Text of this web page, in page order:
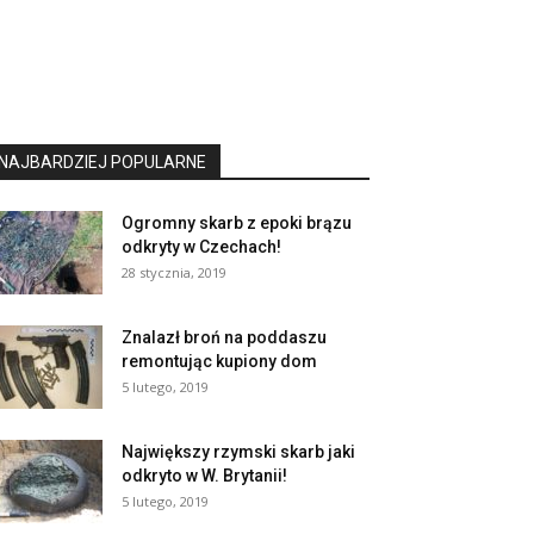
POPULARNE
Ogromny skarb z epoki brązu
odkryty w Czechach!
28 stycznia, 2019
Znalazł broń na poddaszu
remontując kupiony dom
5 lutego, 2019
Największy rzymski skarb jaki
odkryto w W. Brytanii!
5 lutego, 2019